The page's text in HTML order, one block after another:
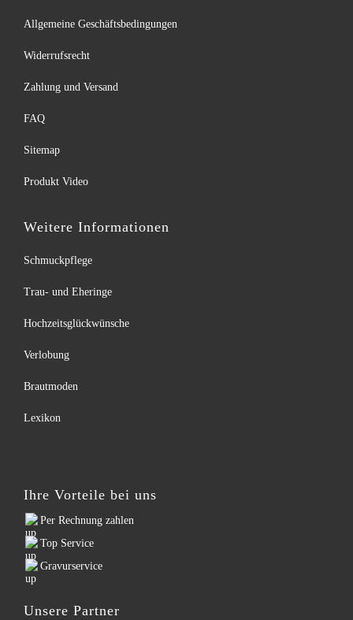
Allgemeine Geschäftsbedingungen
Widerrufsrecht
Zahlung und Versand
FAQ
Sitemap
Produkt Video
Weitere Informationen
Schmuckpflege
Trau- und Eheringe
Hochzeitsglückwünsche
Verlobung
Brautmoden
Lexikon
Ihre Vorteile bei uns
Per Rechnung zahlen
Top Service
Gravurservice
Unsere Partner